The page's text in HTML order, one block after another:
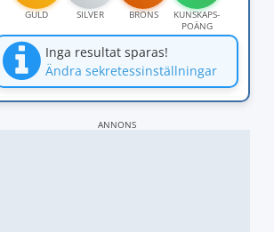
GULD SILVER BRONS
KUNSKAPS-
POÄNG
Inga resultat sparas!
Ändra sekretessinställningar
ANNONS